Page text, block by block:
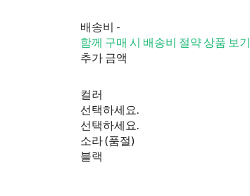
배송비 -
함께 구매 시 배송비 절약 상품 보기
추가 금액
컬러
선택하세요.
선택하세요.
소라 (품절)
블랙